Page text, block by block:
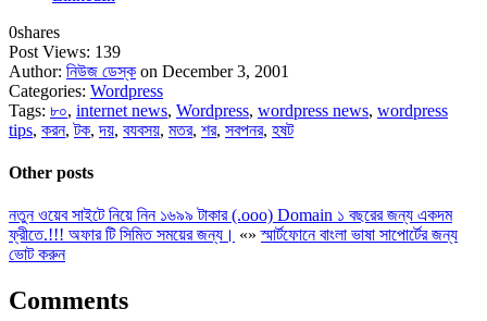
0shares
Post Views: 139
Author: নিউজ ডেস্ক on December 3, 2001
Categories: Wordpress
Tags: ৮০, internet news, Wordpress, wordpress news, wordpress
tips, করন,টক,দয়, বযবসয়, মতর, শর, সবপনর, হষট
Other posts
নতুন ওয়েব সাইটে নিয়ে নিন ১৬৯৯ টাকার (.ooo) Domain ১ বছরের জন্য একদম
ফ্রীতে.!!! অফার টি সিমিত সময়ের জন্য। «»স্মার্টফোনে বাংলা ভাষা সাপোর্টের জন্য
ভোট করুন
Comments